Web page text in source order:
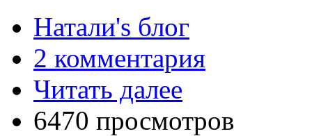
Натали's блог
2 комментария
Читать далее
6470 просмотров